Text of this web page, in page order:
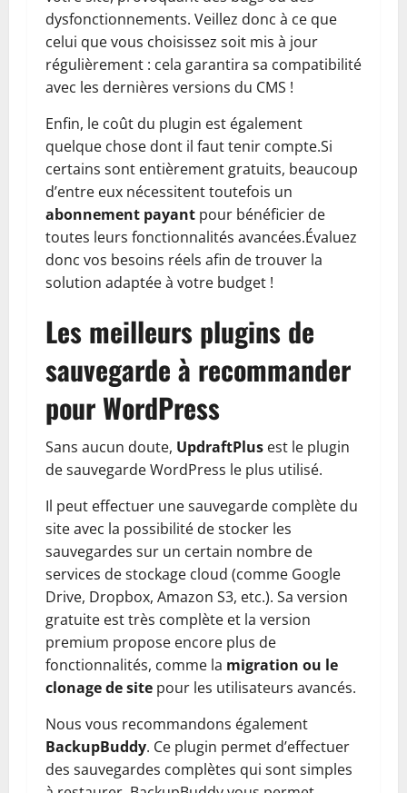
dysfonctionnements. Veillez donc à ce que
celui que vous choisissez soit mis à jour
régulièrement : cela garantira sa compatibilité
avec les dernières versions du CMS !
Enfin, le coût du plugin est également
quelque chose dont il faut tenir compte.Si
certains sont entièrement gratuits, beaucoup
d’entre eux nécessitent toutefois un
abonnement payant pour bénéficier de
toutes leurs fonctionnalités avancées.Évaluez
donc vos besoins réels afin de trouver la
solution adaptée à votre budget !
Les meilleurs plugins de
sauvegarde à recommander
pour WordPress
Sans aucun doute, UpdraftPlus est le plugin
de sauvegarde WordPress le plus utilisé.
Il peut effectuer une sauvegarde complète du
site avec la possibilité de stocker les
sauvegardes sur un certain nombre de
services de stockage cloud (comme Google
Drive, Dropbox, Amazon S3, etc.). Sa version
gratuite est très complète et la version
premium propose encore plus de
fonctionnalités, comme la migration ou le
clonage de site pour les utilisateurs avancés.
Nous vous recommandons également
BackupBuddy. Ce plugin permet d’effectuer
des sauvegardes complètes qui sont simples